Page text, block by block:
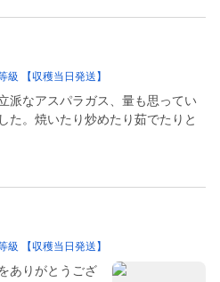
級 【収穫当日発送】
派なアスパラガス、量も思ってい
た。焼いたり炒めたり茹でたりと
級 【収穫当日発送】
ありがとうござ